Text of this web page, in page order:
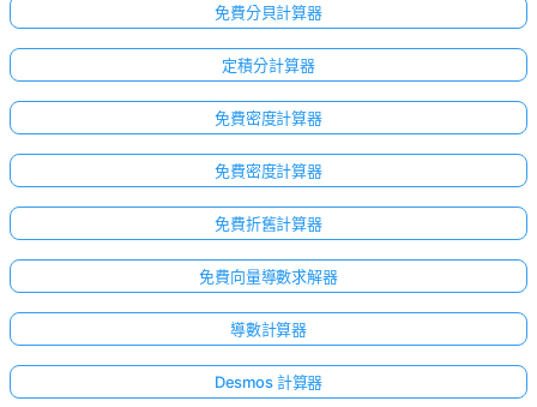
免費分貝計算器
定積分計算器
免費密度計算器
免費密度計算器
免費折舊計算器
免費向量導數求解器
導數計算器
Desmos 計算器